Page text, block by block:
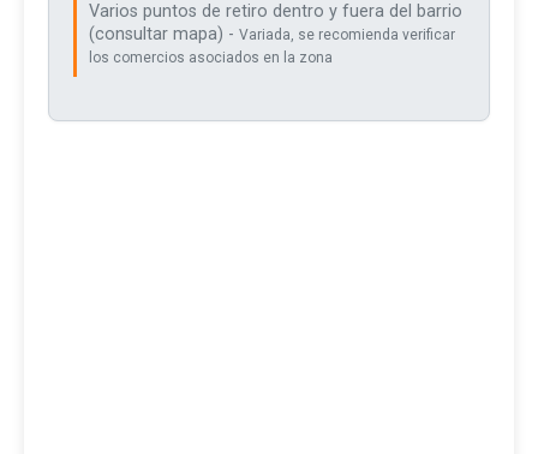
Varios puntos de retiro dentro y fuera del barrio
(consultar mapa) - Variada, se recomienda verificar
los comercios asociados en la zona